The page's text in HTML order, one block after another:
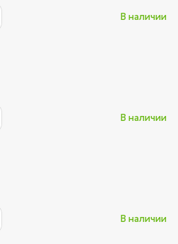
В наличии
В наличии
В наличии